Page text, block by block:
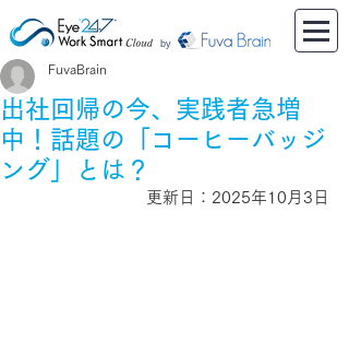
by
出社回帰の今、実践者急増
中！話題の「コーヒーバッジ
ング」とは？
FuvaBrain
更新日：2025年10月3日